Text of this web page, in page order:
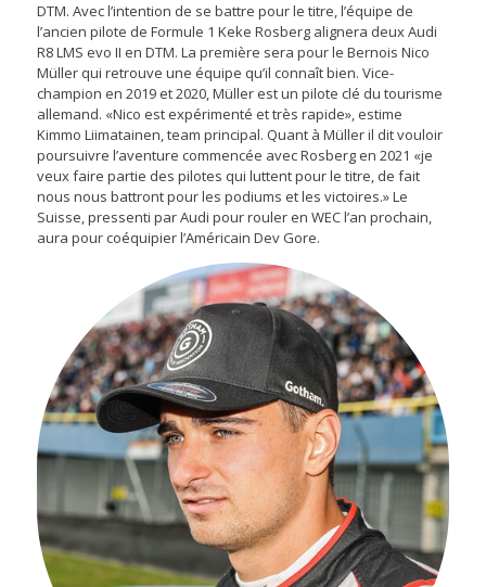
DTM. Avec l’intention de se battre pour le titre, l’équipe de
l’ancien pilote de Formule 1 Keke Rosberg alignera deux Audi
R8 LMS evo II en DTM. La première sera pour le Bernois Nico
Müller qui retrouve une équipe qu’il connaît bien. Vice-
champion en 2019 et 2020, Müller est un pilote clé du tourisme
allemand. «Nico est expérimenté et très rapide», estime
Kimmo Liimatainen, team principal. Quant à Müller il dit vouloir
poursuivre l’aventure commencée avec Rosberg en 2021 «je
veux faire partie des pilotes qui luttent pour le titre, de fait
nous nous battront pour les podiums et les victoires.» Le
Suisse, pressenti par Audi pour rouler en WEC l’an prochain,
aura pour coéquipier l’Américain Dev Gore.